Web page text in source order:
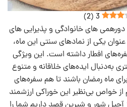
3
(
2
)
های خانوادگی و پذیرایی‌ های
یکی از نمادهای سنتی این ماه،
افطار داشته است. این ویژگی‌
به‌دنبال ایده‌های خلاقانه و متنوع
ماه رمضان باشند تا هم سفره‌های
از خواص بی‌نظیر این خوراکی ارزشمند